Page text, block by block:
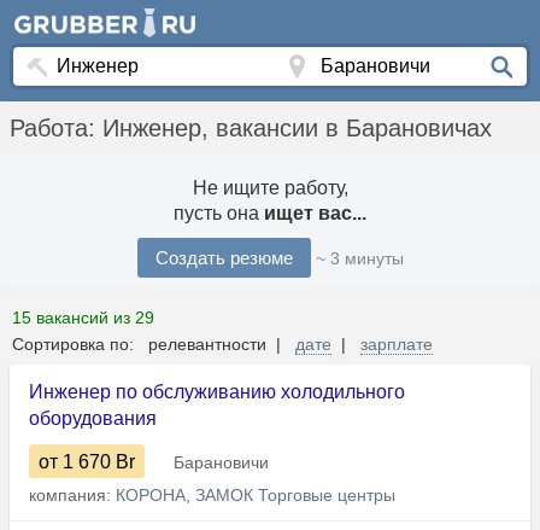
Работа: Инженер, вакансии в Барановичах
Не ищите работу,
пусть она ищет вас...
Создать резюме ~ 3 минуты
15 вакансий из 29
Сортировка по: релевантности | дате | зарплате
Инженер по обслуживанию холодильного
оборудования
от 1 670 Br
Барановичи
компания: КОРОНА, ЗАМОК Торговые центры